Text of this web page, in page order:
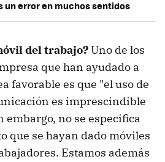
un error en muchos sentidos
del trabajo?Uno de los
que han ayudado a
favorable es que "el uso de
es imprescindible
embargo, no se especifica
que se hayan dado móviles
Estamos además